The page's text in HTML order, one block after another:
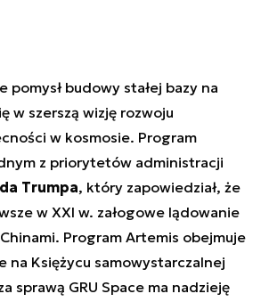
pomysł budowy stałej bazy na
w szerszą wizję rozwoju
w kosmosie. Program
z priorytetów administracji
Trumpa, który zapowiedział, że
w XXI w. załogowe lądowanie
Program Artemis obejmuje
na Księżycu samowystarczalnej
sprawą GRU Space ma nadzieję